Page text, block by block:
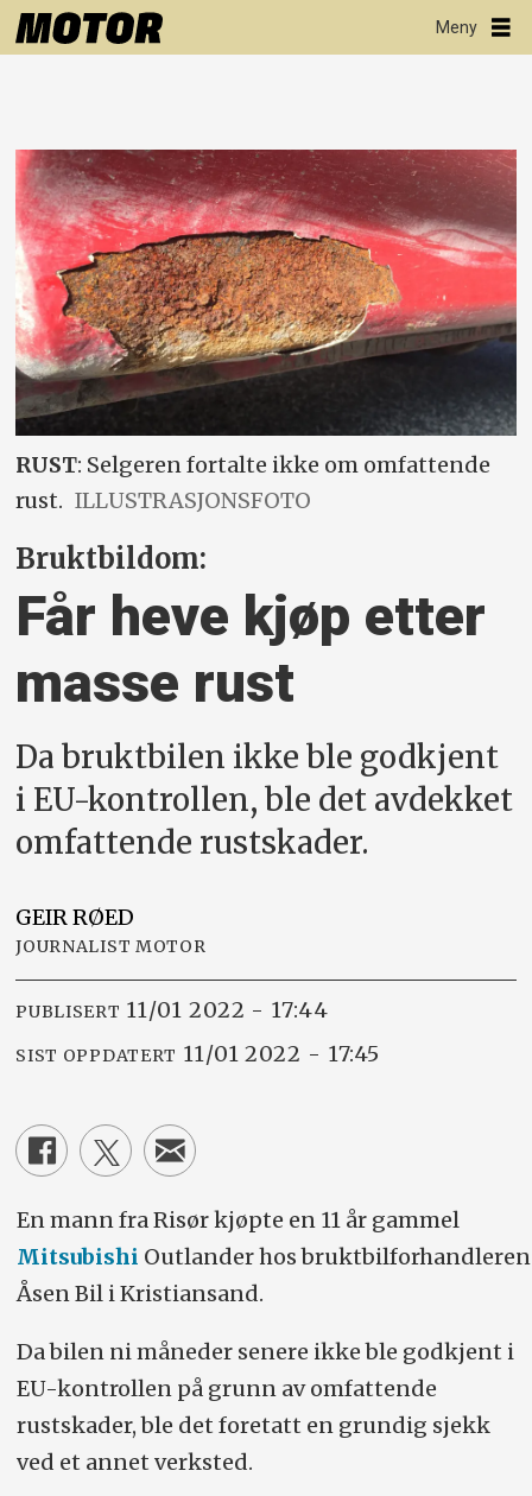
RUST: Selgeren fortalte ikke om omfattende
rust. ILLUSTRASJONSFOTO
Bruktbildom:
Får heve kjøp etter
masse rust
Da bruktbilen ikke ble godkjent
i EU-kontrollen, ble det avdekket
omfattende rustskader.
GEIRRØED
JOURNALIST MOTOR
PUBLISERT 11/01 2022 - 17:44
SIST OPPDATERT 11/01 2022 - 17:45
En mann fra Risør kjøpte en 11 år gammel
Mitsubishi Outlander hos bruktbilforhandleren
Åsen Bil i Kristiansand.
Da bilen ni måneder senere ikke ble godkjent i
EU-kontrollen på grunn av omfattende
rustskader, ble det foretatt en grundig sjekk
ved et annet verksted.